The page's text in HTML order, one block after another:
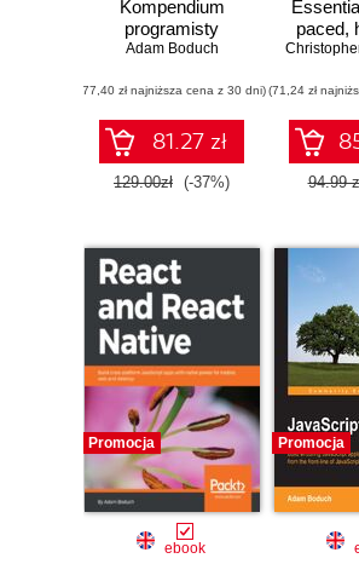
Kompendium
programisty
Adam Boduch
(77,40 zł najniższa cena z 30 dni)
81.27 zł
129.00zł (-37%)
paced,
guide to
apps
-
(71,24 zł
94.99
Promocja
ebook
Promocja